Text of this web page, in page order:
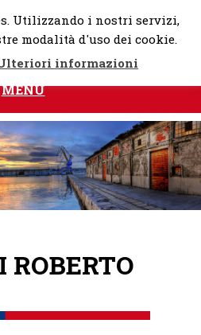
MENU
ROBERTO
Utilizzando i nostri servizi,
modalità d'uso dei cookie.
informazioni